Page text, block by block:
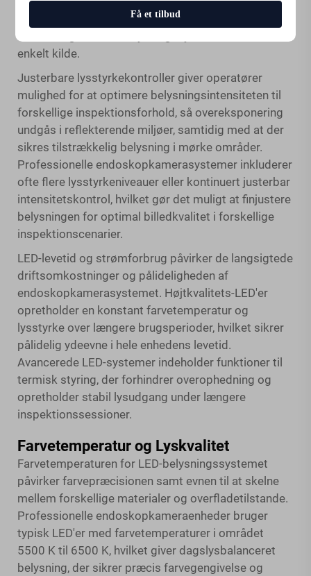
lyset, hvor flere LED'er giver mere jævn belysning
sammenlignet med belysningssystemer med én
enkelt kilde.
Justerbare lysstyrkekontroller giver operatører
mulighed for at optimere belysningsintensiteten til
forskellige inspektionsforhold, så overeksponering
undgås i reflekterende miljøer, samtidig med at der
sikres tilstrækkelig belysning i mørke områder.
Professionelle endoskopkamerasystemer inkluderer
ofte flere lysstyrkeniveauer eller kontinuert justerbar
intensitetskontrol, hvilket gør det muligt at finjustere
belysningen for optimal billedkvalitet i forskellige
inspektionscenarier.
LED-levetid og strømforbrug påvirker de langsigtede
driftsomkostninger og pålideligheden af
endoskopkamerasystemet. Højtkvalitets-LED'er
opretholder en konstant farvetemperatur og
lysstyrke over længere brugsperioder, hvilket sikrer
pålidelig ydeevne i hele enhedens levetid.
Avancerede LED-systemer indeholder funktioner til
termisk styring, der forhindrer overophedning og
opretholder stabil lysudgang under længere
inspektionssessioner.
Farvetemperatur og Lyskvalitet
Farvetemperaturen for LED-belysningssystemet
påvirker farvepræcisionen samt evnen til at skelne
mellem forskellige materialer og overfladetilstande.
Professionelle endoskopkameraenheder bruger
typisk LED'er med farvetemperaturer i området
5500 K til 6500 K, hvilket giver dagslysbalanceret
belysning, der sikrer præcis farvegengivelse og
Få et tilbud